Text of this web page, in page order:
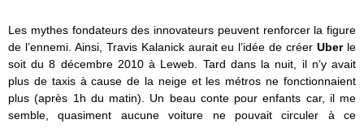
Les mythes fondateurs des innovateurs peuvent renforcer la figure
de l’ennemi. Ainsi, Travis Kalanick aurait eu l’idée de créerUber le
soit du 8 décembre 2010 à Leweb. Tard dans la nuit, il n’y avait
plus de taxis à cause de la neige et les métros ne fonctionnaient
plus (après 1h du matin). Un beau conte pour enfants car, il me
semble, quasiment aucune voiture ne pouvait circuler à ce